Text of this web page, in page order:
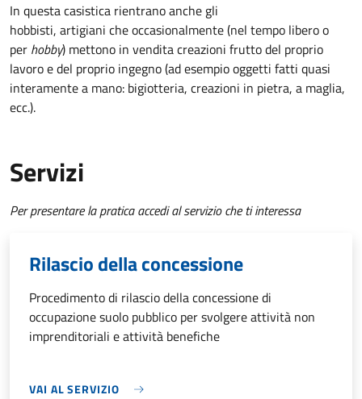
In questa casistica rientrano anche gli
hobbisti, artigiani che occasionalmente (nel tempo libero o
per hobby) mettono in vendita creazioni frutto del proprio
lavoro e del proprio ingegno (ad esempio oggetti fatti quasi
interamente a mano: bigiotteria, creazioni in pietra, a maglia,
ecc.).
Servizi
Per presentare la pratica accedi al servizio che ti interessa
Rilascio della concessione
Procedimento di rilascio della concessione di
occupazione suolo pubblico per svolgere attività non
imprenditoriali e attività benefiche
VAI AL SERVIZIO